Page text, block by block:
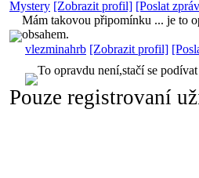
Mystery [Zobrazit profil] [Poslat
Mám takovou připomínku ... je to
obsahem.
vlezminahrb [Zobrazit profil]
To opravdu není,stačí se
Pouze registrovaní